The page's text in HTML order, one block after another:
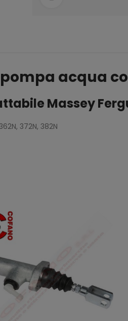
acqua
Massey
372N, 382N